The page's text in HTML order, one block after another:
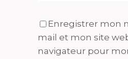
Enregistrer mon
mail et mon site
navigateur pour